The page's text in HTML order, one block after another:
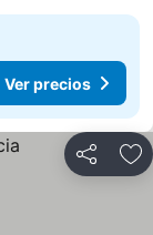
Ver precios
Compartir